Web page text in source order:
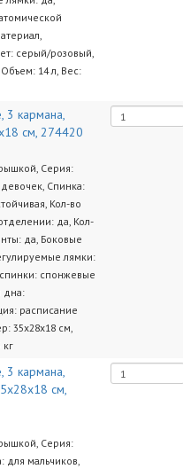
серый/розовый,
14 л, Вес:
3 кармана,
см, 274420
Серия:
Спинка:
Кол-во
да, Кол-
да, Боковые
лямки:
спонжевые
дна:
расписание
35х28х18 см,
3 кармана,
см,
Серия:
для мальчиков,